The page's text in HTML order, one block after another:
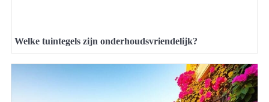
Welke tuintegels zijn onderhoudsvriendelijk?